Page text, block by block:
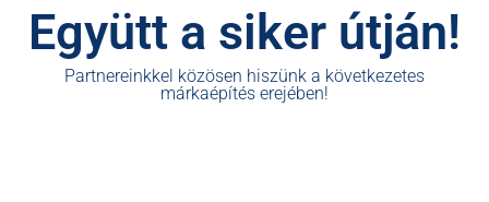
Együtt a siker útján!
Partnereinkkel közösen hiszünk a következetes
márkaépítés erejében!